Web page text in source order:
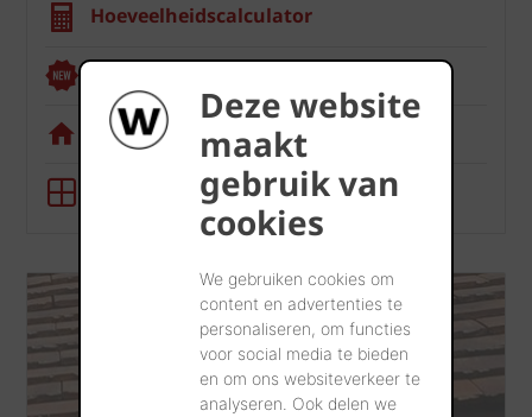
Deze website
maakt
gebruik van
cookies
We gebruiken cookies om
content en advertenties te
personaliseren, om functies
voor social media te bieden
en om ons websiteverkeer te
analyseren. Ook delen we
Hoeveelheidscalculator
Visualisatietool